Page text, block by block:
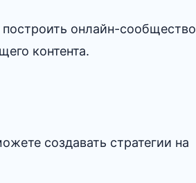
онлайн-сообщество
контента.
создавать стратегии на